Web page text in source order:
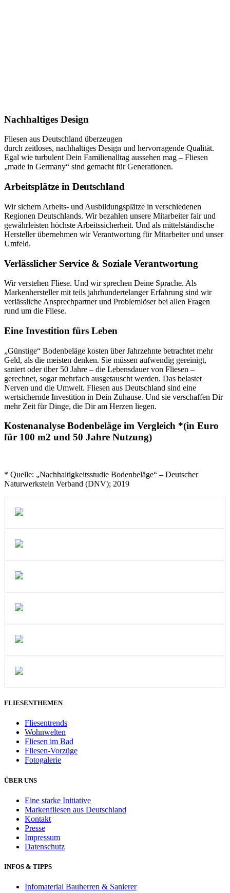
Nachhaltiges Design
Fliesen aus Deutschland überzeugen
durch zeitloses, nachhaltiges Design und hervorragende Qualität.
Egal wie turbulent Dein Familienalltag aussehen mag – Fliesen
„made in Germany“ sind gemacht für Generationen.
Arbeitsplätze in Deutschland
Wir sichern Arbeits- und Ausbildungsplätze in verschiedenen
Regionen Deutschlands. Wir bezahlen unsere Mitarbeiter fair und
gewährleisten höchste Arbeitssicherheit. Und als mittelständische
Hersteller übernehmen wir Verantwortung für Mitarbeiter und unser
Umfeld.
Verlässlicher Service & Soziale Verantwortung
Wir verstehen Fliese. Und wir sprechen Deine Sprache. Als
Markenhersteller mit teils jahrhundertelanger Erfahrung sind wir
verlässliche Ansprechpartner und Problemlöser bei allen Fragen
rund um die Fliese.
Eine Investition fürs Leben
„Günstige“ Bodenbeläge kosten über Jahrzehnte betrachtet mehr
Geld, als die meisten denken. Sie müssen aufwendig gereinigt,
saniert oder über 50 Jahre – die Lebensdauer von Fliesen –
gerechnet, sogar mehrfach ausgetauscht werden. Das belastet
Nerven und die Umwelt. Fliesen aus Deutschland sind eine
wertsichernde Investition in Dein Zuhause. Und sie verschaffen Dir
mehr Zeit für Dinge, die Dir am Herzen liegen.
Kostenanalyse Bodenbeläge im Vergleich *(in Euro
für 100 m2 und 50 Jahre Nutzung)
* Quelle: „Nachhaltigkeitsstudie Bodenbeläge“ – Deutscher
Naturwerkstein Verband (DNV); 2019
FLIESENTHEMEN
Fliesentrends
Wohnwelten
Fliesen im Bad
Fliesen-Vorzüge
Fotogalerie
ÜBER UNS
Eine starke Initiative
Markenfliesen aus Deutschland
Kontakt
Presse
Impressum
Datenschutz
INFOS & TIPPS
Infomaterial Bauherren & Sanierer